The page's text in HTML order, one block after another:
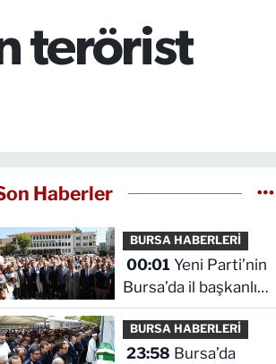
terörist
Haberler
BURSA HABERLERİ
00:01 Yeni Parti’nin
Bursa’da il başkanlığı
ve yönetim kurulu
belli oldu
BURSA HABERLERİ
23:58